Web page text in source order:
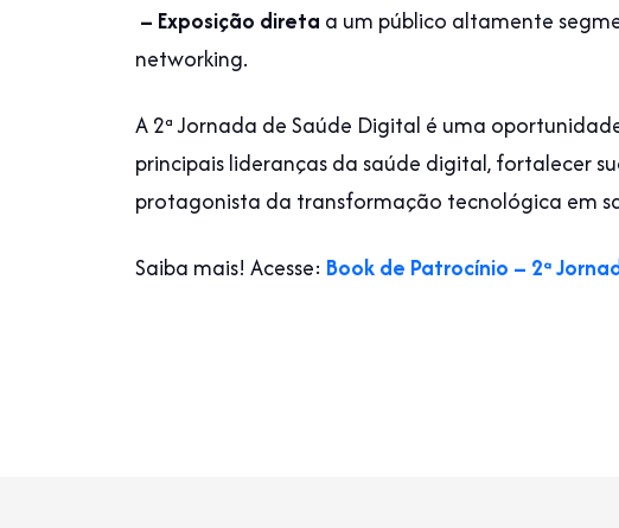
– Exposição direta a um público altamente
networking.
A 2ª Jornada de Saúde Digital é uma
principais lideranças da saúde digital, fortalecer
protagonista da transformação tecnológica em
Saiba mais! Acesse: Book de Patrocínio – 2ª